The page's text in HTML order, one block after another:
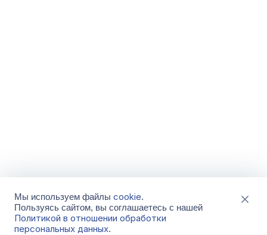
Мы используем файлы cookie.
Пользуясь сайтом, вы соглашаетесь с нашей
Политикой в отношении обработки
персональных данных.